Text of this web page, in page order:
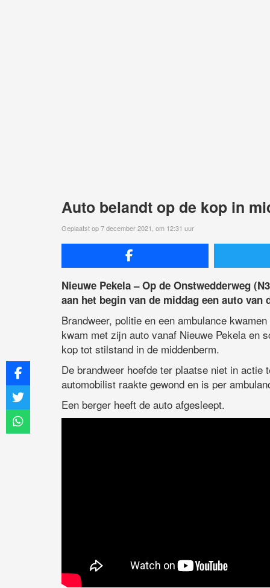
Auto belandt op de kop in
Geplaatst op 7 december 2021, om 12:31 uur
Nieuwe Pekela – Op de Onstwedderweg
aan het begin van de middag een auto
Brandweer, politie en een ambulance
kwam met zijn auto vanaf Nieuwe Pekela en
kop tot stilstand in de middenberm.
De brandweer hoefde ter plaatse niet in
automobilist raakte gewond en is per
Een berger heeft de auto afgesleept.